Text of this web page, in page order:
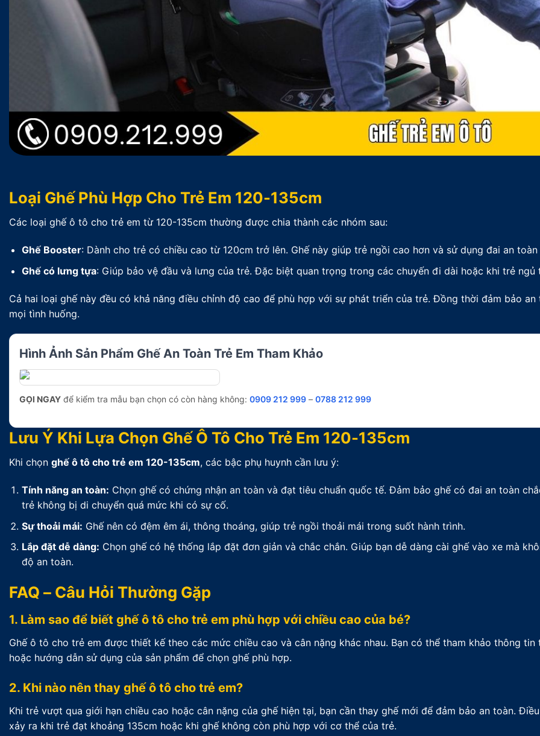
Loại Ghế Phù Hợp Cho Trẻ Em 120-135cm
Các loại ghế ô tô cho trẻ em từ 120-135cm thường được chia thành các nhóm sau:
Ghế Booster: Dành cho trẻ có chiều cao từ 120cm trở lên. Ghế này giúp trẻ ngồi cao hơn và sử dụng đai an
Ghế có lưng tựa: Giúp bảo vệ đầu và lưng của trẻ. Đặc biệt quan trọng trong các chuyến đi dài hoặc khi trẻ ngủ
Cả hai loại ghế này đều có khả năng điều chỉnh độ cao để phù hợp với sự phát triển của trẻ. Đồng thời đảm bảo an
mọi tình huống.
Hình Ảnh Sản Phẩm Ghế An Toàn Trẻ Em Tham Khảo
GỌI NGAY để kiểm tra mẫu bạn chọn có còn hàng không: 0909 212 999 – 0788 212 999
Lưu Ý Khi Lựa Chọn Ghế Ô Tô Cho Trẻ Em 120-135cm
Khi chọn ghế ô tô cho trẻ em 120-135cm, các bậc phụ huynh cần lưu ý:
Tính năng an toàn: Chọn ghế có chứng nhận an toàn và đạt tiêu chuẩn quốc tế. Đảm bảo ghế có đai an toàn
trẻ không bị di chuyển quá mức khi có sự cố.
Sự thoải mái: Ghế nên có đệm êm ái, thông thoáng, giúp trẻ ngồi thoải mái trong suốt hành trình.
Lắp đặt dễ dàng: Chọn ghế có hệ thống lắp đặt đơn giản và chắc chắn. Giúp bạn dễ dàng cài ghế vào xe mà
độ an toàn.
FAQ – Câu Hỏi Thường Gặp
1. Làm sao để biết ghế ô tô cho trẻ em phù hợp với chiều cao của bé?
Ghế ô tô cho trẻ em được thiết kế theo các mức chiều cao và cân nặng khác nhau. Bạn có thể tham khảo thông tin
hoặc hướng dẫn sử dụng của sản phẩm để chọn ghế phù hợp.
2. Khi nào nên thay ghế ô tô cho trẻ em?
Khi trẻ vượt qua giới hạn chiều cao hoặc cân nặng của ghế hiện tại, bạn cần thay ghế mới để đảm bảo an toàn.
xảy ra khi trẻ đạt khoảng 135cm hoặc khi ghế không còn phù hợp với cơ thể của trẻ.